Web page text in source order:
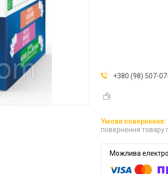
+380 (98) 507-
повернення товару